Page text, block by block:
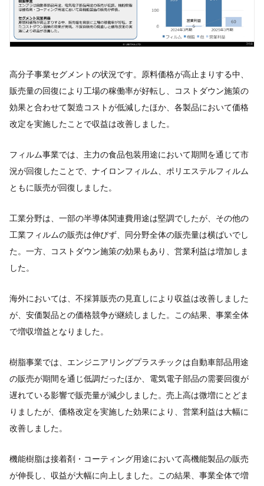
高分子事業セグメントの状況です。原料価格が高止まりする中、
販売量の回復により工場の稼働率が好転し、コストダウン施策の
効果と合わせて製造コストが低減したほか、各製品において価格
改定を実施したことで収益は改善しました。
フィルム事業では、主力の食品包装用途において期間を通じて市
況が回復したことで、ナイロンフィルム、ポリエステルフィルム
ともに販売が回復しました。
工業分野は、一部の半導体関連費用途は堅調でしたが、その他の
工業フィルムの販売は伸びず、同分野全体の販売量は横ばいでし
た。一方、コストダウン施策の効果もあり、営業利益は増加しま
した。
海外においては、不採算販売の見直しにより収益は改善しました
が、安価製品との価格競争が継続しました。この結果、事業全体
で増収増益となりました。
樹脂事業では、エンジニアリングプラスチックは自動車部品用途
の販売が期間を通じ低調だったほか、電気電子部品の需要回復が
遅れている影響で販売量が減少しました。売上高は微増にとどま
りましたが、価格改定を実施した効果により、営業利益は大幅に
改善しました。
機能樹脂は接着剤・コーティング用途において高機能製品の販売
が伸長し、収益が大幅に向上しました。この結果、事業全体で増